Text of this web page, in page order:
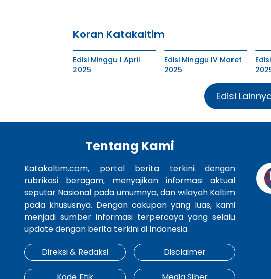
Koran Katakaltim
Edisi Minggu I April
2025
Edisi Minggu IV Maret
2025
Edisi
Tentang Kami
Katakaltim.com, portal berita terkini dengan
rubrikasi beragam, menyajikan informasi aktual
seputar Nasional pada umumnya, dan wilayah Kaltim
pada khususnya. Dengan cakupan yang luas, kami
menjadi sumber informasi terpercaya yang selalu
update dengan berita terkini di Indonesia.
Direksi & Redaksi
Disclaimer